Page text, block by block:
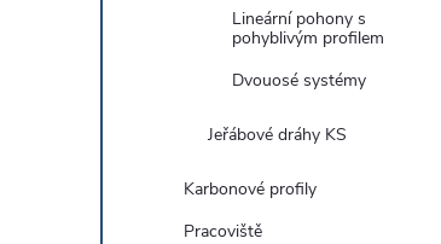
Lineární pohony s
pohyblivým profilem
Dvouosé systémy
Jeřábové dráhy KS
Karbonové profily
Pracoviště